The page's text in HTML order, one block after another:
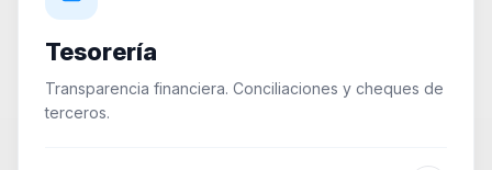
Tesorería
Transparencia financiera. Conciliaciones y cheques de
terceros.